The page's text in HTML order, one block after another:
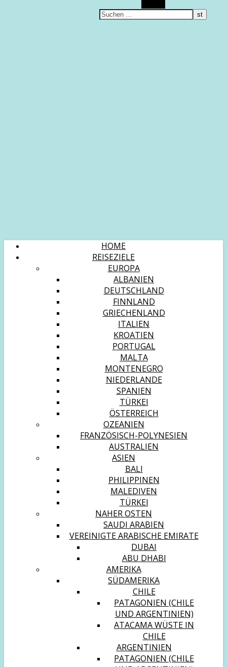
HOME
REISEZIELE
EUROPA
ALBANIEN
DEUTSCHLAND
FINNLAND
GRIECHENLAND
ITALIEN
KROATIEN
PORTUGAL
MALTA
MONTENEGRO
NIEDERLANDE
SPANIEN
TÜRKEI
ÖSTERREICH
OZEANIEN
FRANZÖSISCH-POLYNESIEN
AUSTRALIEN
ASIEN
BALI
PHILIPPINEN
MALEDIVEN
TÜRKEI
NAHER OSTEN
SAUDI ARABIEN
VEREINIGTE ARABISCHE EMIRATE
DUBAI
ABU DHABI
AMERIKA
SÜDAMERIKA
CHILE
PATAGONIEN (CHILE
UND ARGENTINIEN)
ATACAMA WÜSTE IN
CHILE
ARGENTINIEN
PATAGONIEN (CHILE